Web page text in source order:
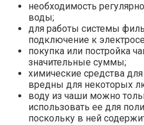
необходимость
воды;
для работы системы
подключение к
покупка или постройка
значительные суммы;
химические средства
вредны для некоторых
воду из чаши можно
использовать ее для
поскольку в ней